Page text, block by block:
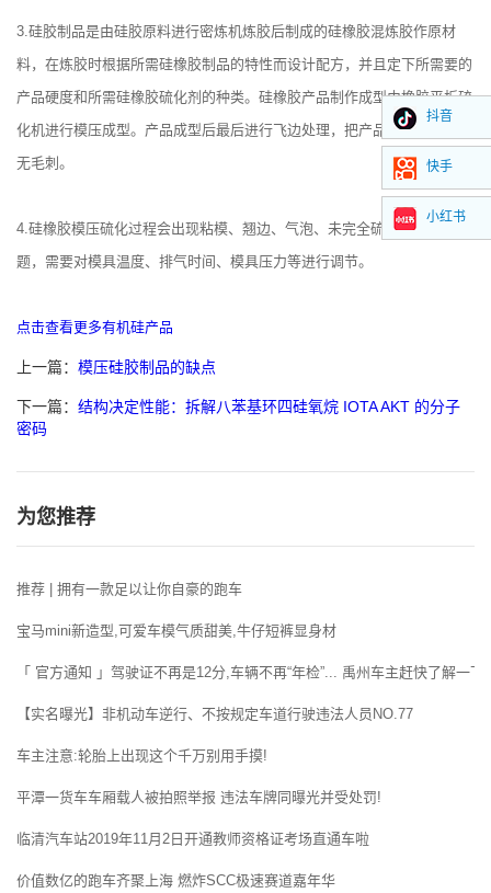
3.硅胶制品是由硅胶原料进行密炼机炼胶后制成的硅橡胶混炼胶作原材
料，在炼胶时根据所需硅橡胶制品的特性而设计配方，并且定下所需要的
产品硬度和所需硅橡胶硫化剂的种类。硅橡胶产品制作成型由橡胶平板硫
化机进行模压成型。产品成型后最后进行飞边处理，把产品表面处理光滑
无毛刺。
4.硅橡胶模压硫化过程会出现粘模、翘边、气泡、未完全硫化白点等问
题，需要对模具温度、排气时间、模具压力等进行调节。
点击查看更多有机硅产品
上一篇： 模压硅胶制品的缺点
下一篇： 结构决定性能：拆解八苯基环四硅氧烷 IOTA AKT 的分子
密码
为您推荐
推荐 | 拥有一款足以让你自豪的跑车
宝马mini新造型,可爱车模气质甜美,牛仔短裤显身材
「 官方通知 」驾驶证不再是12分,车辆不再“年检”... 禹州车主赶快了解一下!
【实名曝光】非机动车逆行、不按规定车道行驶违法人员NO.77
车主注意:轮胎上出现这个千万别用手摸!
平潭一货车车厢载人被拍照举报 违法车牌同曝光并受处罚!
临清汽车站2019年11月2日开通教师资格证考场直通车啦
价值数亿的跑车齐聚上海 燃炸SCC极速赛道嘉年华
抖音
快手
小红书